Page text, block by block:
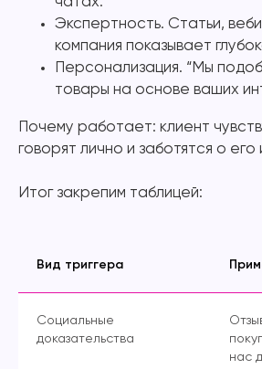
Экспертность. Статьи,
компания показывает
Персонализация. “Мы
товары на основе ваших
Почему работает: клиент
говорят лично и заботятся о
Итог закрепим таблицей:
Вид триггера
Социальные
доказательства
нас